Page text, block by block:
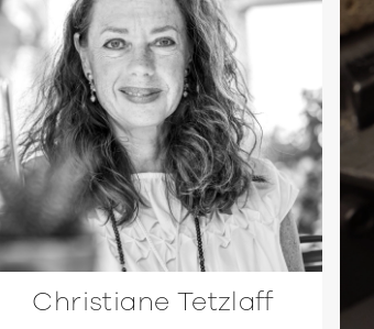
Christiane Tetzlaff